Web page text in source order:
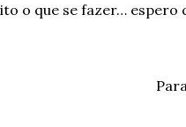
o que se fazer… espero